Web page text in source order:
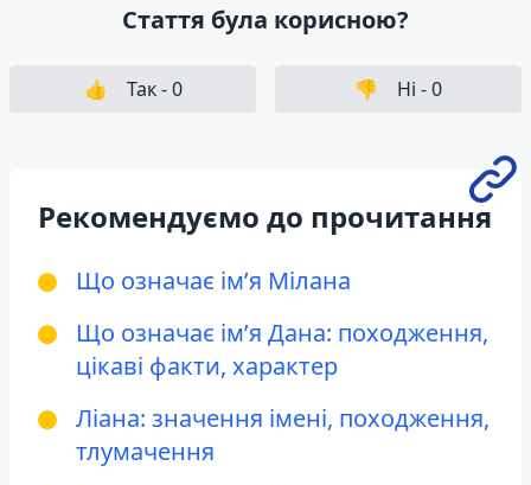
Стаття була корисною?
👍 Так -0 👎 Ні -0
Рекомендуємо до прочитання
Що означає ім’я Мілана
Що означає ім’я Дана: походження,
цікаві факти, характер
Ліана: значення імені, походження,
тлумачення